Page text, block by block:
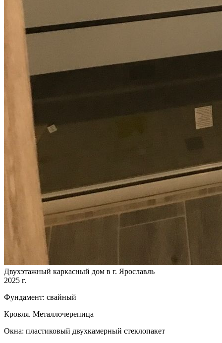
Двухэтажный каркасный дом в г. Ярославль
2025 г.
Фундамент: свайный
Кровля. Металлочерепица
Окна: пластиковый двухкамерный стеклопакет